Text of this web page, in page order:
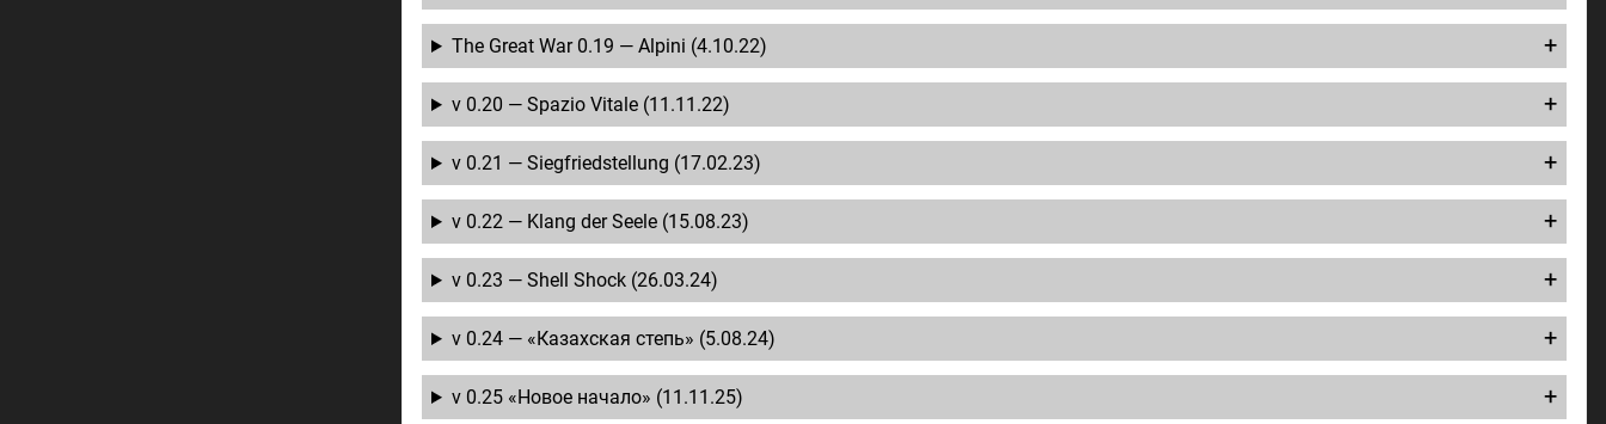
The Great War 0.19 — Alpini (4.10.22)
v 0.20 — Spazio Vitale (11.11.22)
v 0.21 — Siegfriedstellung (17.02.23)
v 0.22 — Klang der Seele (15.08.23)
v 0.23 — Shell Shock (26.03.24)
v 0.24 — «Казахская степь» (5.08.24)
v 0.25 «Новое начало» (11.11.25)